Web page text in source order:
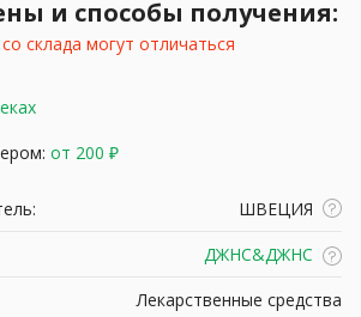
и способы получения:
склада могут отличаться
от 200 ₽
ШВЕЦИЯ
ДЖНС&ДЖНС
Лекарственные средства